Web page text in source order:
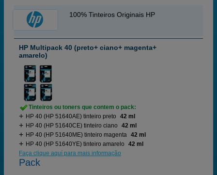
100% Tinteiros Originais HP
HP Multipack 40 (preto+ ciano+ magenta+
amarelo)
Tinteiros ou toners que contem o pack:
HP 40 (HP 51640AE) tinteiro preto
42 ml
HP 40 (HP 51640CE) tinteiro ciano
42 ml
HP 40 (HP 51640ME) tinteiro magenta 42 ml
HP 40 (HP 51640YE) tinteiro amarelo
42 ml
Faça clique aquí para mais informação
Pack